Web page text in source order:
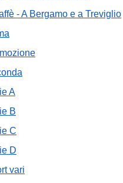
- A Bergamo e a Treviglio
A
B
C
D
vari